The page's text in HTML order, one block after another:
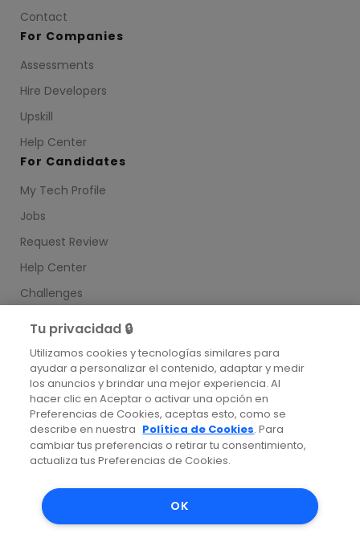
© Coodesh 2025. All rights reserved.
Contact
For Companies
Assessments
Hire Developers
Upskill
Help Center
For Candidates
My Tech Profile
Jobs
Request Review
Help Center
Challenges
Community
Status
Tu privacidad 🔒
Utilizamos cookies y tecnologías similares para
ayudar a personalizar el contenido, adaptar y medir
los anuncios y brindar una mejor experiencia. Al
hacer clic en Aceptar o activar una opción en
Preferencias de Cookies, aceptas esto, como se
describe en nuestra Política de Cookies. Para
cambiar tus preferencias o retirar tu consentimiento,
actualiza tus Preferencias de Cookies.
OK